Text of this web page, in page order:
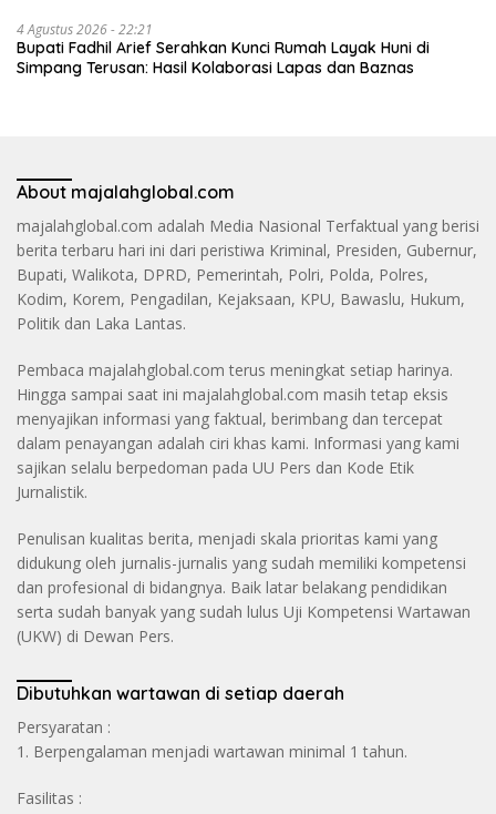
4 Agustus 2026 - 22:21
Bupati Fadhil Arief Serahkan Kunci Rumah Layak Huni di
Simpang Terusan: Hasil Kolaborasi Lapas dan Baznas
About majalahglobal.com
majalahglobal.com adalah Media Nasional Terfaktual yang berisi
berita terbaru hari ini dari peristiwa Kriminal, Presiden, Gubernur,
Bupati, Walikota, DPRD, Pemerintah, Polri, Polda, Polres,
Kodim, Korem, Pengadilan, Kejaksaan, KPU, Bawaslu, Hukum,
Politik dan Laka Lantas.
Pembaca majalahglobal.com terus meningkat setiap harinya.
Hingga sampai saat ini majalahglobal.com masih tetap eksis
menyajikan informasi yang faktual, berimbang dan tercepat
dalam penayangan adalah ciri khas kami. Informasi yang kami
sajikan selalu berpedoman pada UU Pers dan Kode Etik
Jurnalistik.
Penulisan kualitas berita, menjadi skala prioritas kami yang
didukung oleh jurnalis-jurnalis yang sudah memiliki kompetensi
dan profesional di bidangnya. Baik latar belakang pendidikan
serta sudah banyak yang sudah lulus Uji Kompetensi Wartawan
(UKW) di Dewan Pers.
Dibutuhkan wartawan di setiap daerah
Persyaratan :
1. Berpengalaman menjadi wartawan minimal 1 tahun.
Fasilitas :